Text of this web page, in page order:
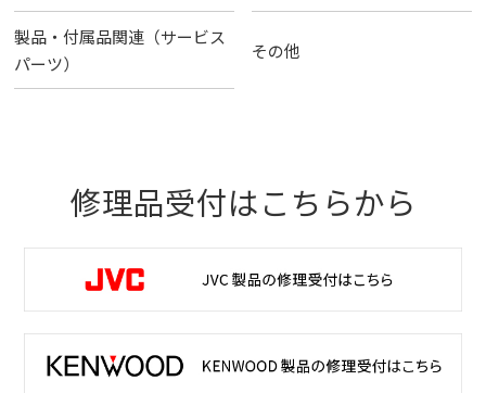
製品・付属品関連（サービス
パーツ）
その他
修理品受付はこちらから